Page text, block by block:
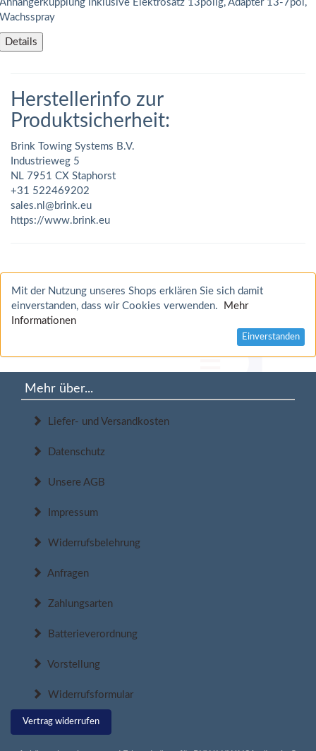
Anhängerkupplung inklusive Elektrosatz 13polig, Adapter 13-7pol,
Wachsspray
Details
Herstellerinfo zur
Produktsicherheit:
Brink Towing Systems B.V.
Industrieweg 5
NL 7951 CX Staphorst
+31 522469202
sales.nl@brink.eu
https://www.brink.eu
Mit der Nutzung unseres Shops erklären Sie sich damit
einverstanden, dass wir Cookies verwenden.
Mehr
Informationen
Einverstanden
Mehr über...
Liefer- und Versandkosten
Datenschutz
Unsere AGB
Impressum
Widerrufsbelehrung
Anfragen
Zahlungsarten
Batterieverordnung
Vorstellung
Widerrufsformular
Vertrag widerrufen